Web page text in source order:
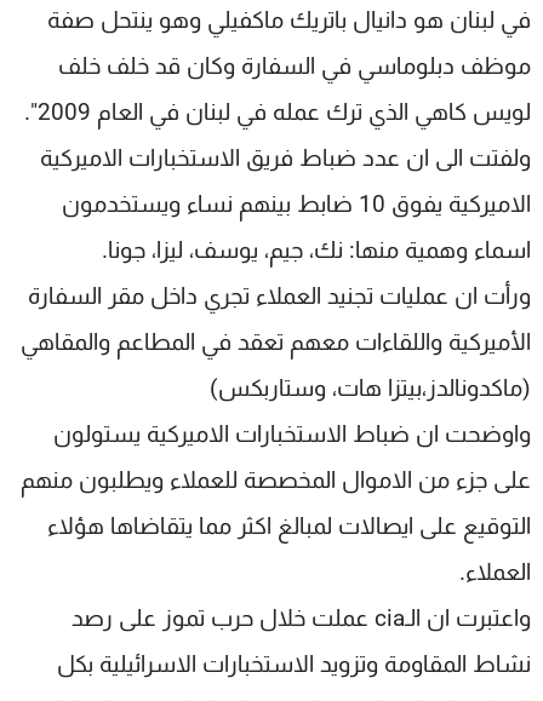
في لبنان هو دانيال باتريك ماكفيلي وهو ينتحل صفة
موظف دبلوماسي في السفارة وكان قد خلف خلف
لويس كاهي الذي ترك عمله في لبنان في العام 2009".
ولفتت الى ان عدد ضباط فريق الاستخبارات الاميركية
الاميركية يفوق 10 ضابط بينهم نساء ويستخدمون
اسماء وهمية منها: نك، جيم، يوسف، ليزا، جونا.
ورأت ان عمليات تجنيد العملاء تجري داخل مقر السفارة
الأميركية واللقاءات معهم تعقد في المطاعم والمقاهي
(ماكدونالدز،بيتزا هات، وستاربكس)
واوضحت ان ضباط الاستخبارات الاميركية يستولون
على جزء من الاموال المخصصة للعملاء ويطلبون منهم
التوقيع على ايصالات لمبالغ اكثر مما يتقاضاها هؤلاء
العملاء.
واعتبرت ان الـcia عملت خلال حرب تموز على رصد
نشاط المقاومة وتزويد الاستخبارات الاسرائيلية بكل